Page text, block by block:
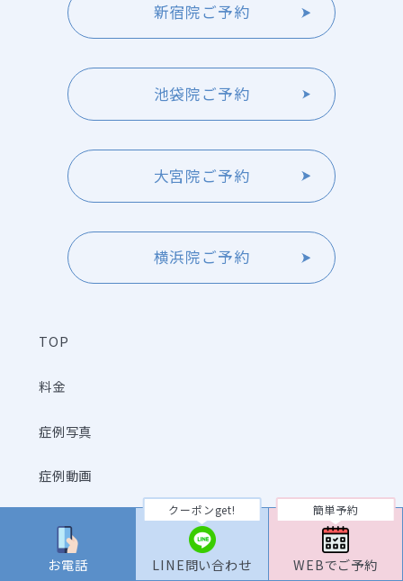
お電話
クーポンget!
LINE問い合わせ
簡単予約
WEBでご予約
新宿院ご予約
池袋院ご予約
大宮院ご予約
横浜院ご予約
TOP
料金
症例写真
症例動画
クリニック一覧